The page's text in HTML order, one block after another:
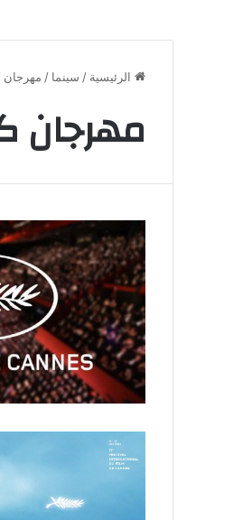
الرئيسية / سينما / مهرجان
مهرجان